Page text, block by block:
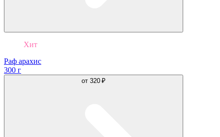
Хит
Раф арахис
300 г
от 320 ₽